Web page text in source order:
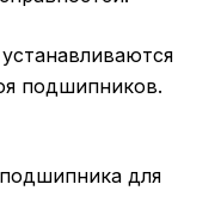
подшипников.
для